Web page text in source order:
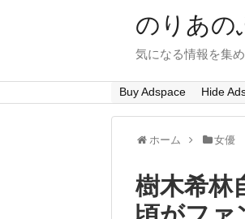
のりあの
気になる情報を集
Buy Adspace Hide
ホーム 女優
樹木希林